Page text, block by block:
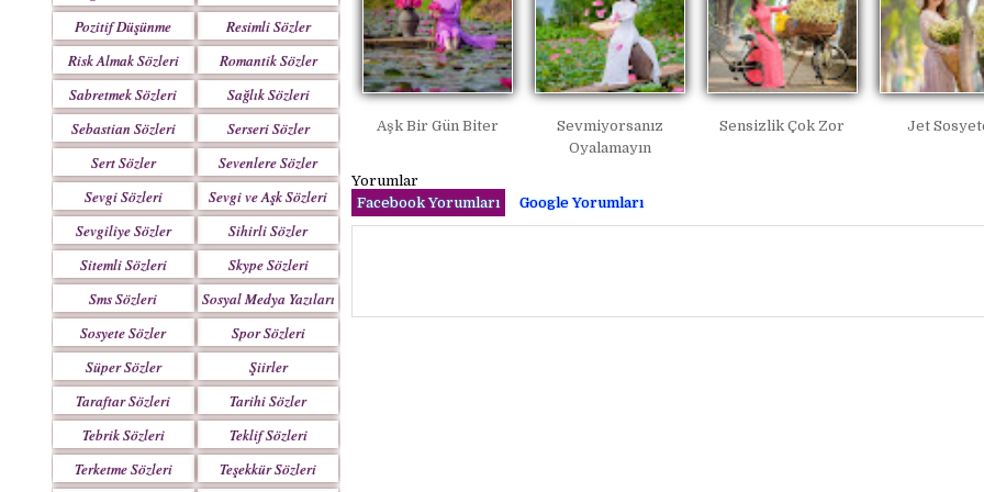
Pozitif Düşünme
Sözleri
Resimli Sözler
Risk Almak Sözleri
Romantik Sözler
Sabretmek Sözleri
Sağlık Sözleri
Sebastian Sözleri
Serseri Sözler
Sert Sözler
Sevenlere Sözler
Sevgi Sözleri
Sevgi ve Aşk Sözleri
Sevgiliye Sözler
Sihirli Sözler
Sitemli Sözleri
Skype Sözleri
Sms Sözleri
Sosyal Medya Yazıları
Sosyete Sözler
Mesajlar
Spor Sözleri
Süper Sözler
Şiirler
Taraftar Sözleri
Tarihi Sözler
Tebrik Sözleri
Teklif Sözleri
Terketme Sözleri
Teşekkür Sözleri
Aşk Bir Gün Biter
Sevmiyorsanız
Oyalamayın
Sensizlik Çok Zor Jet
Yorumlar
Facebook Yorumları
Google Yorumları